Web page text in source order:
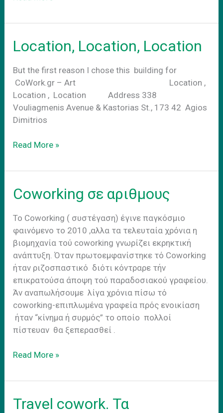
στην
πραγματικοτητα
Location, Location, Location
But the first reason I chose this building for
CoWork.gr – Art Location ,
Location , Location Address 338
Vouliagmenis Avenue & Kastorias St., 173 42 Agios
Dimitrios
Location,
Location
Read More »
Coworking σε αριθμους
Το Coworking ( συστέγαση) έγινε παγκόσμιο
φαινόμενο το 2010 ,αλλα τα τελευταία χρόνια η
βιομηχανία τού coworking γνωρίζει εκρηκτική
ανάπτυξη. Όταν πρωτοεμφανίστηκε τό Coworking
ήταν ριζοσπαστικό διότι κόντραρε τήν
επικρατούσα άποψη τού παραδοσιακού γραφείου.
Άν αναπωλήσουμε λίγα χρόνια πίσω τό
coworking-επιπλωμένα γραφεία πρός ενοικίαση
ήταν “κίνημα ή συρμός” το οποίο πολλοί
πίστευαν θα ξεπερασθεί .
Coworking
αριθμους
Read More »
Travel cowork. Τα